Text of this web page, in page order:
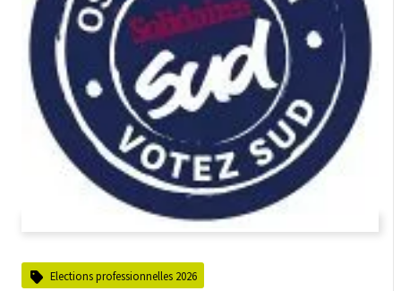
Elections professionnelles 2026